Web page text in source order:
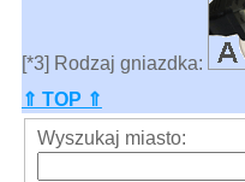
[*3] Rodzaj gniazdka:
⇑ TOP ⇑
Wyszukaj miasto: